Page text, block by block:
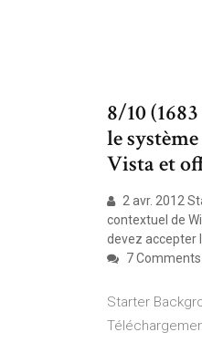
8/10
le
Vista et
2 avr. 2012
contextuel de
devez accepter
7 Comments
Starter